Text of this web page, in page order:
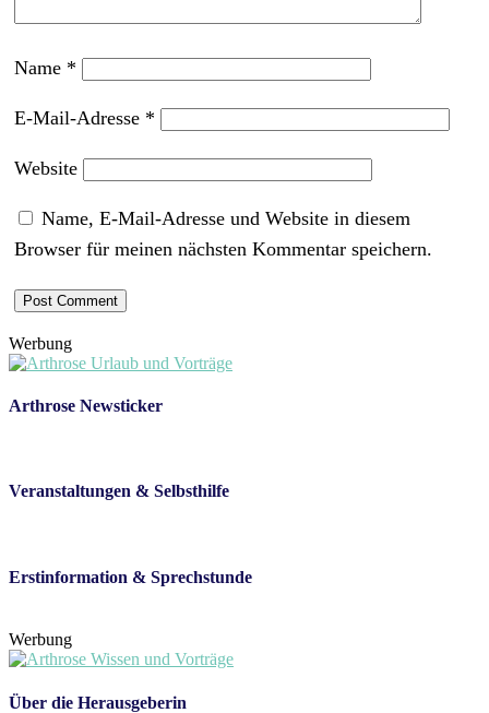
Name *
E-Mail-Adresse *
Website
Name, E-Mail-Adresse und Website in diesem
Browser für meinen nächsten Kommentar speichern.
Werbung
Arthrose Newsticker
Veranstaltungen & Selbsthilfe
Erstinformation & Sprechstunde
Werbung
Über die Herausgeberin